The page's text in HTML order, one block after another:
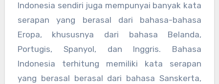
Indonesia sendiri juga mempunyai banyak kata
serapan yang berasal dari bahasa-bahasa
Eropa, khususnya dari bahasa Belanda,
Portugis, Spanyol, dan Inggris. Bahasa
Indonesia terhitung memiliki kata serapan
yang berasal berasal dari bahasa Sanskerta,